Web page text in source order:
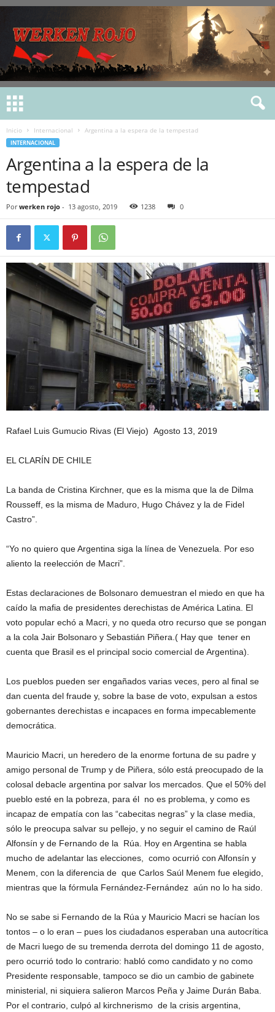
Inicio Internacional Argentina a la espera de la tempestad
INTERNACIONAL
Argentina a la espera de la
tempestad
Por werken rojo - 13 agosto, 2019 1238 0
Rafael Luis Gumucio Rivas (El Viejo) Agosto 13, 2019
EL CLARÍN DE CHILE
La banda de Cristina Kirchner, que es la misma que la de Dilma
Rousseff, es la misma de Maduro, Hugo Chávez y la de Fidel
Castro”.
“Yo no quiero que Argentina siga la línea de Venezuela. Por eso
aliento la reelección de Macri”.
Estas declaraciones de Bolsonaro demuestran el miedo en que ha
caído la mafia de presidentes derechistas de América Latina. El
voto popular echó a Macri, y no queda otro recurso que se pongan
a la cola Jair Bolsonaro y Sebastián Piñera.( Hay que tener en
cuenta que Brasil es el principal socio comercial de Argentina).
Los pueblos pueden ser engañados varias veces, pero al final se
dan cuenta del fraude y, sobre la base de voto, expulsan a estos
gobernantes derechistas e incapaces en forma impecablemente
democrática.
Mauricio Macri, un heredero de la enorme fortuna de su padre y
amigo personal de Trump y de Piñera, sólo está preocupado de la
colosal debacle argentina por salvar los mercados. Que el 50% del
pueblo esté en la pobreza, para él no es problema, y como es
incapaz de empatía con las “cabecitas negras” y la clase media,
sólo le preocupa salvar su pellejo, y no seguir el camino de Raúl
Alfonsín y de Fernando de la Rúa. Hoy en Argentina se habla
mucho de adelantar las elecciones, como ocurrió con Alfonsín y
Menem, con la diferencia de que Carlos Saúl Menem fue elegido,
mientras que la fórmula Fernández-Fernández aún no lo ha sido.
No se sabe si Fernando de la Rúa y Mauricio Macri se hacían los
tontos – o lo eran – pues los ciudadanos esperaban una autocrítica
de Macri luego de su tremenda derrota del domingo 11 de agosto,
pero ocurrió todo lo contrario: habló como candidato y no como
Presidente responsable, tampoco se dio un cambio de gabinete
ministerial, ni siquiera salieron Marcos Peña y Jaime Durán Baba.
Por el contrario, culpó al kirchnerismo de la crisis argentina,